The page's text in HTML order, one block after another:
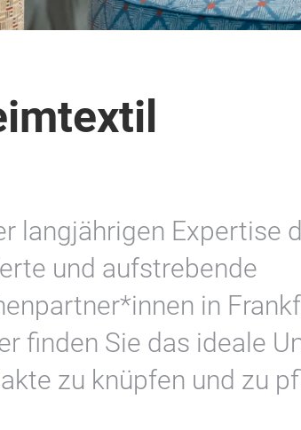
langjährigen Expertise
und aufstrebende
in
finden Sie das ideale
zu knüpfen und zu